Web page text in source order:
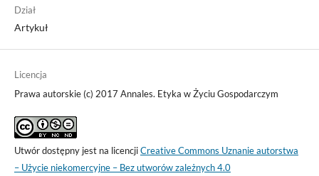
Dział
Artykuł
Licencja
Prawa autorskie (c) 2017 Annales. Etyka w Życiu Gospodarczym
Utwór dostępny jest na licencjiCreative Commons Uznanie autorstwa
– Użycie niekomercyjne – Bez utworów zależnych 4.0